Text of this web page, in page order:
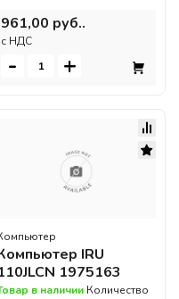
961,00 руб..
c НДС
- +
IRU
1975163
в наличии Количество